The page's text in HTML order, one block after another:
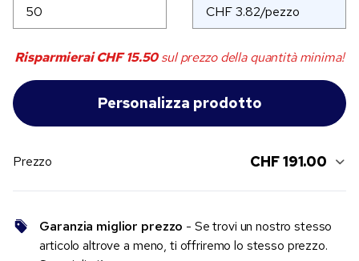
RisparmieraiCHF 15.50sul prezzo della quantità minima!
Prezzo CHF 191.00
Garanzia miglior prezzo - Se trovi un nostro stesso
articolo altrove a meno, ti offriremo lo stesso prezzo.